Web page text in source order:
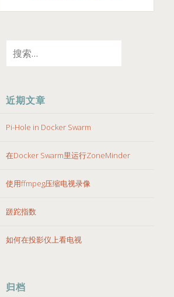
TO
近期文章
Pi-Hole in Docker Swarm
在Docker Swarm里运行ZoneMinder
使用ffmpeg压缩电视录像
蹉跎指数
如何在投影仪上看电视
归档